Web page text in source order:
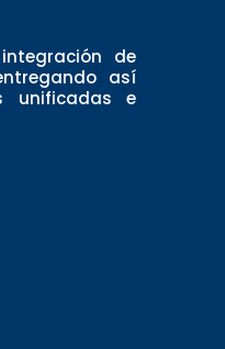
de
así
unificadas e